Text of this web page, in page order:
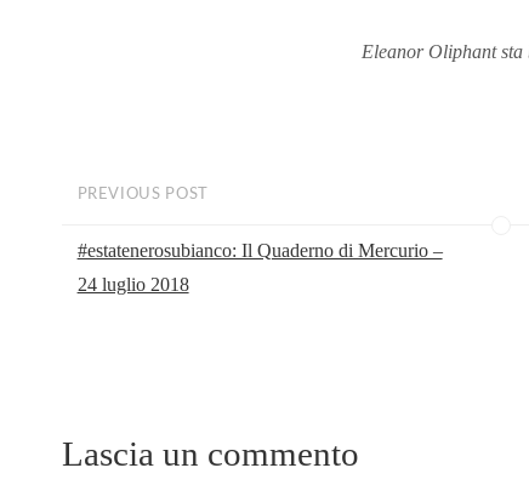
Eleanor Oliphant sta
PREVIOUS POST
#estatenerosubianco: Il Quaderno di Mercurio –
24 luglio 2018
Lascia un commento